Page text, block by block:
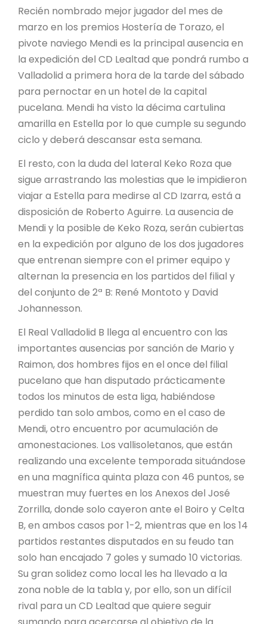
Recién nombrado mejor jugador del mes de
marzo en los premios Hostería de Torazo, el
pivote naviego Mendi es la principal ausencia en
la expedición del CD Lealtad que pondrá rumbo a
Valladolid a primera hora de la tarde del sábado
para pernoctar en un hotel de la capital
pucelana. Mendi ha visto la décima cartulina
amarilla en Estella por lo que cumple su segundo
ciclo y deberá descansar esta semana.
El resto, con la duda del lateral Keko Roza que
sigue arrastrando las molestias que le impidieron
viajar a Estella para medirse al CD Izarra, está a
disposición de Roberto Aguirre. La ausencia de
Mendi y la posible de Keko Roza, serán cubiertas
en la expedición por alguno de los dos jugadores
que entrenan siempre con el primer equipo y
alternan la presencia en los partidos del filial y
del conjunto de 2ª B: René Montoto y David
Johannesson.
El Real Valladolid B llega al encuentro con las
importantes ausencias por sanción de Mario y
Raimon, dos hombres fijos en el once del filial
pucelano que han disputado prácticamente
todos los minutos de esta liga, habiéndose
perdido tan solo ambos, como en el caso de
Mendi, otro encuentro por acumulación de
amonestaciones. Los vallisoletanos, que están
realizando una excelente temporada situándose
en una magnífica quinta plaza con 46 puntos, se
muestran muy fuertes en los Anexos del José
Zorrilla, donde solo cayeron ante el Boiro y Celta
B, en ambos casos por 1-2, mientras que en los 14
partidos restantes disputados en su feudo tan
solo han encajado 7 goles y sumado 10 victorias.
Su gran solidez como local les ha llevado a la
zona noble de la tabla y, por ello, son un difícil
rival para un CD Lealtad que quiere seguir